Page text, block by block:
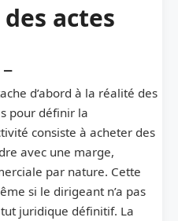
actes
d’abord à la réalité des
pour définir la
consiste à acheter des
avec une marge,
par nature. Cette
si le dirigeant n’a pas
juridique définitif. La